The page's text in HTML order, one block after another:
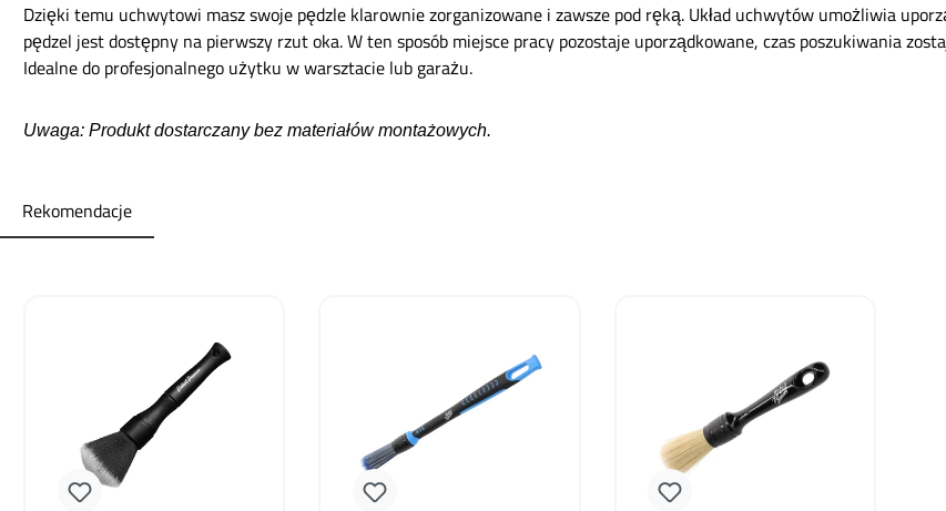
Dzięki temu uchwytowi masz swoje pędzle klarownie zorganizowane i zawsze pod ręką. Układ uchwytów umożliwia
pędzel jest dostępny na pierwszy rzut oka. W ten sposób miejsce pracy pozostaje uporządkowane, czas poszukiwania
Idealne do profesjonalnego użytku w warsztacie lub garażu.
Uwaga: Produkt dostarczany bez materiałów montażowych.
Rekomendacje